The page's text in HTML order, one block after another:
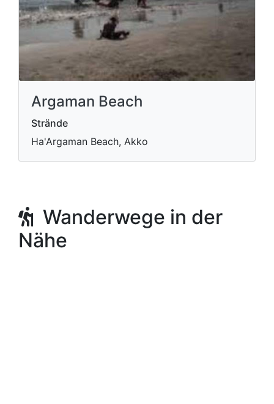
Argaman Beach
Strände
Ha'Argaman Beach, Akko
Wanderwege in der
Nähe